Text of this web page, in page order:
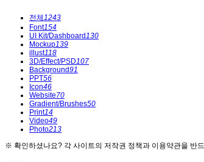
전체 1243
Font154
UI Kit/Dashboard130
Mockup139
illust118
3D/Effect/PSD107
Background91
PPT56
Icon46
Website70
Gradient/Brushes50
Print14
Video49
Photo213
※ 확인하셨나요? 각 사이트의 저작권 정책과 이용약관을 반